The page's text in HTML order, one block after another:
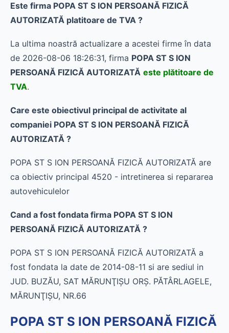
Este firma POPA ST S ION PERSOANĂ FIZICĂ
AUTORIZATĂ platitoare de TVA ?
La ultima noastră actualizare a acestei firme în data
de 2026-08-06 18:26:31, firma POPA ST S ION
PERSOANĂ FIZICĂ AUTORIZATĂ este plătitoare de
TVA.
Care este obiectivul principal de activitate al
companiei POPA ST S ION PERSOANĂ FIZICĂ
AUTORIZATĂ ?
POPA ST S ION PERSOANĂ FIZICĂ AUTORIZATĂ are
ca obiectiv principal 4520 - intretinerea si repararea
autovehiculelor
Cand a fost fondata firma POPA ST S ION
PERSOANĂ FIZICĂ AUTORIZATĂ ?
POPA ST S ION PERSOANĂ FIZICĂ AUTORIZATĂ a
fost fondata la date de 2014-08-11 si are sediul in
JUD. BUZĂU, SAT MĂRUNŢIŞU ORŞ. PĂTÂRLAGELE,
MĂRUNŢIŞU, NR.66
POPA ST S ION PERSOANĂ FIZICĂ